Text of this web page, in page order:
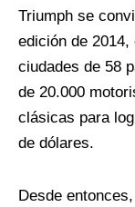
Triumph se
edición de
ciudades de 58
de 20.000
clásicas para
de dólares.
Desde